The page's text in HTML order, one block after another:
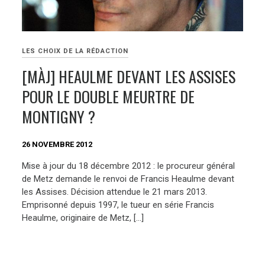
LES CHOIX DE LA RÉDACTION
[MÀJ] HEAULME DEVANT LES ASSISES
POUR LE DOUBLE MEURTRE DE
MONTIGNY ?
26 NOVEMBRE 2012
Mise à jour du 18 décembre 2012 : le procureur général
de Metz demande le renvoi de Francis Heaulme devant
les Assises. Décision attendue le 21 mars 2013.
Emprisonné depuis 1997, le tueur en série Francis
Heaulme, originaire de Metz, […]